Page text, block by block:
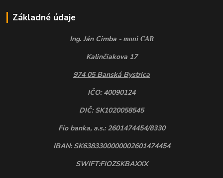
Základné údaje
Ing. Ján Cimba - moni CAR
Kalinčiakova 17
974 05 Banská Bystrica
IČO: 40090124
DIČ: SK1020058545
Fio banka, a.s.: 2601474454/8330
IBAN: SK6383300000002601474454
SWIFT:FIOZSKBAXXX